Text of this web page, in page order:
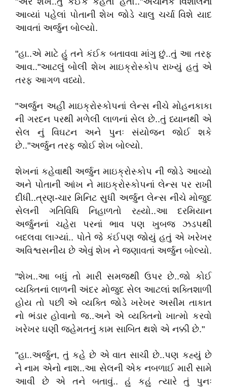
આવ્યાં પહેલાં પોતાની શેખ જોડે ચાલુ ચર્ચા વિશે યાદ
આવતાં અર્જુન બોલ્યો.
"હા..એ માટે હું તને કંઈક બતાવવા માંગુ છું..તું આ તરફ
આવ.."આટલું બોલી શેખ માઇક્રોસ્કોપ રાખ્યું હતું એ
તરફ આગળ વધ્યો.
"અર્જુન અહીં માઇક્રોસ્કોપનાં લેન્સ નીચે મોહનકાકા
ની ગરદન પરથી મળેલી લાળનાં સેલ છે..તું ધ્યાનથી એ
સેલ નું વિઘટન અને પુનઃ સંયોજન જોઈ શકે
છે.."અર્જુન તરફ જોઈ શેખ બોલ્યો.
શેખનાં કહેવાથી અર્જુન માઇક્રોસ્કોપ ની જોડે આવ્યો
અને પોતાની આંખ ને માઇક્રોસ્કોપનાં લેન્સ પર રાખી
દીધી..ત્રણ-ચાર મિનિટ સુધી અર્જુન લેન્સ નીચે મોજુદ
સેલની ગતિવિધિ નિહાળતો રહ્યો..આ દરમિયાન
અર્જુનનાં ચહેરા પરનાં ભાવ પણ ખુબજ ઝડપથી
બદલવા લાગ્યાં.. પોતે જે કંઈપણ જોયું હતું એ ખરેખર
અવિશ્વસનીય છે એવું શેખ ને જણાવતાં અર્જુન બોલ્યો.
"શેખ..આ બધું તો મારી સમજથી ઉપર છે..જો કોઈ
વ્યક્તિનાં લાળની અંદર મોજુદ સેલ આટલાં શક્તિશાળી
હોય તો પછી એ વ્યક્તિ જોડે ખરેખર અસીમ તાકાત
નો ભંડાર હોવાનો જ..અને એ વ્યક્તિનો ખાત્મો કરવો
ખરેખર ઘણી જહેમતનું કામ સાબિત થશે એ નક્કી છે."
"હા..અર્જુન, તું કહે છે એ વાત સાચી છે..પણ કહ્યું છે
ને નામ એનો નાશ..આ સેલની એક નબળાઈ મારી સામે
આવી છે એ તને બતાવું.. હું કહું ત્યારે તું પુનઃ